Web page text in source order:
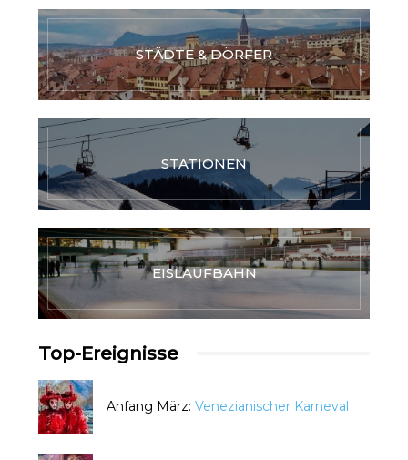
STÄDTE & DÖRFER
STATIONEN
EISLAUFBAHN
Top-Ereignisse
Anfang März: Venezianischer Karneval